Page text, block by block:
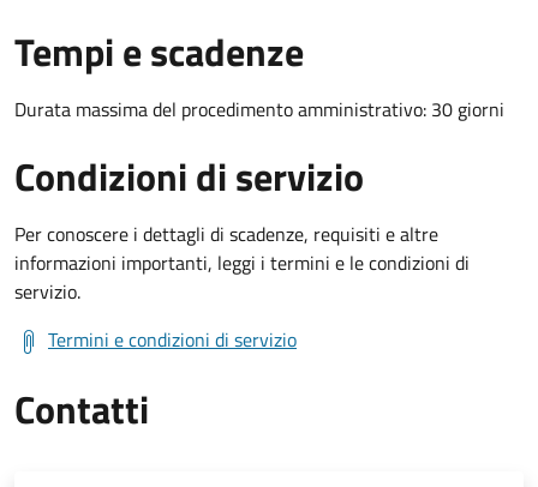
Tempi e scadenze
Durata massima del procedimento amministrativo: 30 giorni
Condizioni di servizio
Per conoscere i dettagli di scadenze, requisiti e altre
informazioni importanti, leggi i termini e le condizioni di
servizio.
Termini e condizioni di servizio
Contatti